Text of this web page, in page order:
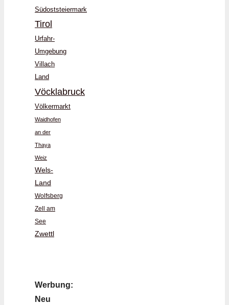
Südoststeiermark
Tirol
Urfahr-
Umgebung
Villach
Land
Vöcklabruck
Völkermarkt
Waidhofen
an der
Thaya
Weiz
Wels-
Land
Wolfsberg
Zell am
See
Zwettl
Werbung:
Neu